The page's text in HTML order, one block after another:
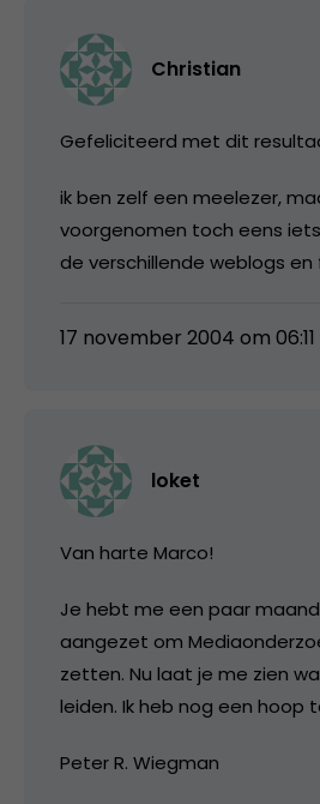
Christian
Gefeliciteerd met dit
ik ben zelf een meelezer,
voorgenomen toch eens
de verschillende weblogs en
17 november 2004 om 06:11
loket
Van harte Marco!
Je hebt me een paar
aangezet om
zetten. Nu laat je me zien
leiden. Ik heb nog een hoop
Peter R. Wiegman